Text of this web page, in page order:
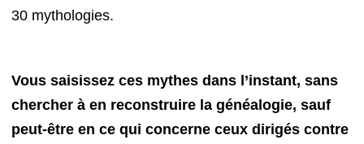
30 mythologies.
Vous saisissez ces mythes dans l’instant, sans
chercher à en reconstruire la généalogie, sauf
peut-être en ce qui concerne ceux dirigés contre